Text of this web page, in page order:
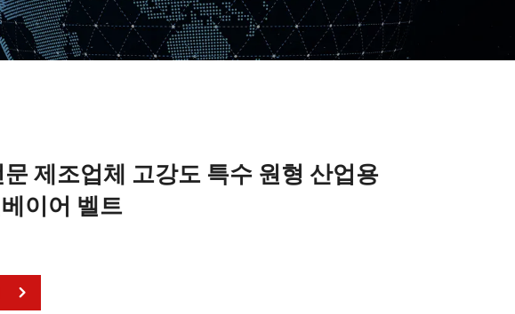
문 제조업체 고강도 특수 원형 산업용
이어 벨트